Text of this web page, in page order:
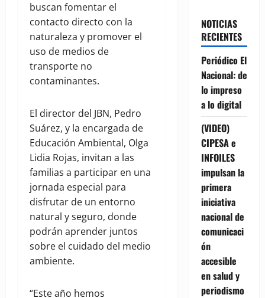
buscan fomentar el
contacto directo con la
naturaleza y promover el
uso de medios de
transporte no
contaminantes.
El director del JBN, Pedro
Suárez, y la encargada de
Educación Ambiental, Olga
Lidia Rojas, invitan a las
familias a participar en una
jornada especial para
disfrutar de un entorno
natural y seguro, donde
podrán aprender juntos
sobre el cuidado del medio
ambiente.
“Este año hemos
NOTICIAS
RECIENTES
Periódico El
Nacional: de
lo impreso
a lo digital
(VIDEO)
CIPESA e
INFOILES
impulsan la
primera
iniciativa
nacional de
comunicaci
ón
accesible
en salud y
periodismo